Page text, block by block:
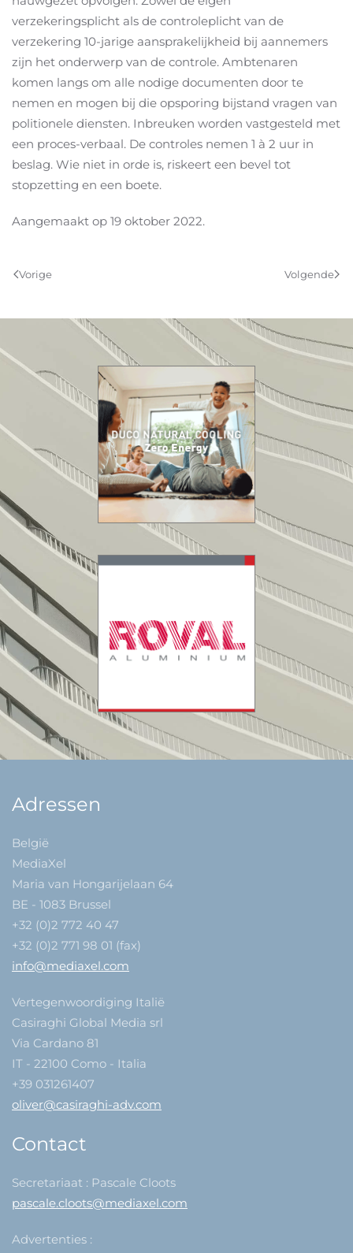
verzekeringsplicht als de controleplicht van de
verzekering 10-jarige aansprakelijkheid bij aannemers
zijn het onderwerp van de controle. Ambtenaren
komen langs om alle nodige documenten door te
nemen en mogen bij die opsporing bijstand vragen van
politionele diensten. Inbreuken worden vastgesteld met
een proces-verbaal. De controles nemen 1 à 2 uur in
beslag. Wie niet in orde is, riskeert een bevel tot
stopzetting en een boete.
Aangemaakt op 19 oktober 2022.
Vorige Volgende
Adressen
België
MediaXel
Maria van Hongarijelaan 64
BE - 1083 Brussel
+32 (0)2 772 40 47
+32 (0)2 771 98 01 (fax)
info@mediaxel.com
Vertegenwoordiging Italië
Casiraghi Global Media srl
Via Cardano 81
IT - 22100 Como - Italia
+39 031261407
oliver@casiraghi-adv.com
Contact
Secretariaat : Pascale Cloots
pascale.cloots@mediaxel.com
Advertenties :